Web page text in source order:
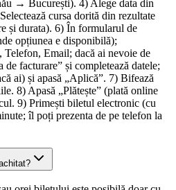
→ București). 4) Alege data din
cursa dorită din rezultate
și durata). 6) În formularul de
opțiunea e disponibilă);
Telefon, Email; dacă ai nevoie de
de facturare” și completează datele;
ai) și apasă „Aplică”. 7) Bifează
8) Apasă „Plătește” (plată online
9) Primești biletul electronic (cu
îl poți prezenta de pe telefon la